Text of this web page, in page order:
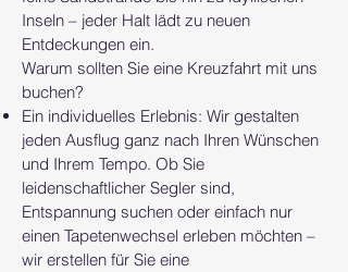
Inseln – jeder Halt lädt zu neuen
Entdeckungen ein.
Warum sollten Sie eine Kreuzfahrt mit uns
buchen?
Ein individuelles Erlebnis: Wir gestalten
jeden Ausflug ganz nach Ihren Wünschen
und Ihrem Tempo. Ob Sie
leidenschaftlicher Segler sind,
Entspannung suchen oder einfach nur
einen Tapetenwechsel erleben möchten –
wir erstellen für Sie eine